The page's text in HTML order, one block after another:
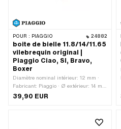
POUR : PIAGGIO 24882
boite de bielle 11.8/14/11.65
vilebrequin original |
Piaggio Ciao, SI, Bravo,
Boxer
Diamètre nominal intérieur: 12 mm ·
Fabricant: Piaggio · Ø extérieur: 14 mm
· Ø intérieur: 11.8 mm · Hauteur totale:
39,90 EUR